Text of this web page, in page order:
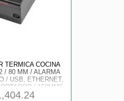
TERMICA COCINA
/ 80 MM / ALARMA
/ USB, ETHERNET,
/ 150MMS